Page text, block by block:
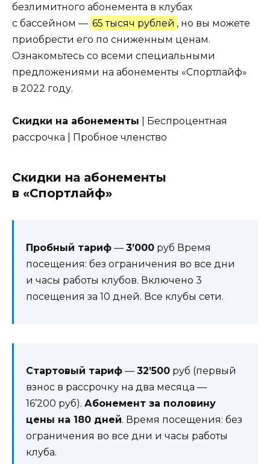
безлимитного абонемента в клубах
с бассейном — 65 тысяч рублей , но вы можете
приобрести его по сниженным ценам.
Ознакомьтесь со всеми специальными
предложениями на абонементы «Спортлайф»
в 2022 году.
Скидки на абонементы | Беспроцентная
рассрочка | Пробное членство
Скидки на абонементы
в «Спортлайф»
Пробный тариф — 3’000 руб Время
посещения: без ограничения во все дни
и часы работы клубов. Включено 3
посещения за 10 дней. Все клубы сети.
Стартовый тариф — 32’500 руб (первый
взнос в рассрочку на два месяца —
16’200 руб). Абонемент за половину
цены на 180 дней. Время посещения: без
ограничения во все дни и часы работы
клуба.